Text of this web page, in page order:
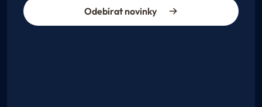
Odebírat novinky